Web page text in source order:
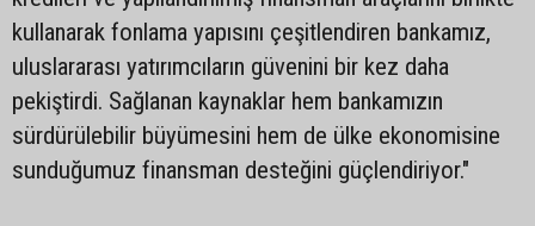
kullanarak fonlama yapısını çeşitlendiren bankamız,
uluslararası yatırımcıların güvenini bir kez daha
pekiştirdi. Sağlanan kaynaklar hem bankamızın
sürdürülebilir büyümesini hem de ülke ekonomisine
sunduğumuz finansman desteğini güçlendiriyor."